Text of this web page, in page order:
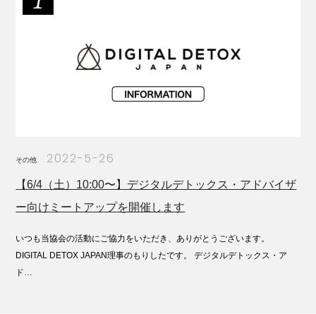
その他 2022-5-26
【6/4（土）10:00〜】デジタルデトックス・アドバイザ
ー向けミートアップを開催します
いつも当協会の活動にご協力をいただき、ありがとうございます。
DIGITAL DETOX JAPAN理事のもりしたです。 デジタルデトックス・ア
ド…